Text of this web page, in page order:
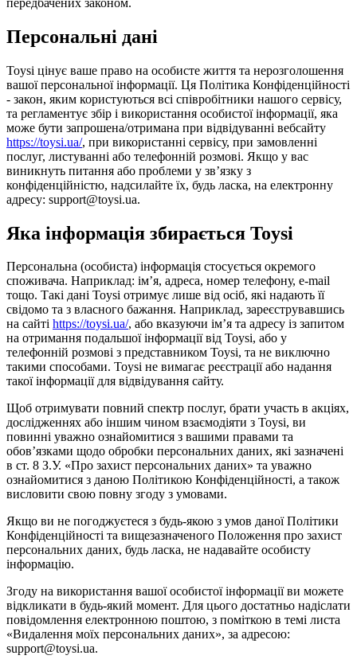
Персональні дані
Toysi цінує ваше право на особисте життя та нерозголошення
вашої персональної інформації. Ця Політика Конфіденційності
- закон, яким користуються всі співробітники нашого сервісу,
та регламентує збір і використання особистої інформації, яка
може бути запрошена/отримана при відвідуванні вебсайту
https://toysi.ua/, при використанні сервісу, при замовленні
послуг, листуванні або телефонній розмові. Якщо у вас
виникнуть питання або проблеми у зв’язку з
конфіденційністю, надсилайте їх, будь ласка, на електронну
адресу: support@toysi.ua.
Яка інформація збирається Toysi
Персональна (особиста) інформація стосується окремого
споживача. Наприклад: ім’я, адреса, номер телефону, e-mail
тощо. Такі дані Toysi отримує лише від осіб, які надають її
свідомо та з власного бажання. Наприклад, зареєструвавшись
на сайті https://toysi.ua/, або вказуючи ім’я та адресу із запитом
на отримання подальшої інформації від Toysi, або у
телефонній розмові з представником Toysi, та не виключно
такими способами. Toysi не вимагає реєстрації або надання
такої інформації для відвідування сайту.
Щоб отримувати повний спектр послуг, брати участь в акціях,
дослідженнях або іншим чином взаємодіяти з Toysi, ви
повинні уважно ознайомитися з вашими правами та
обов’язками щодо обробки персональних даних, які зазначені
в ст. 8 З.У. «Про захист персональних даних» та уважно
ознайомитися з даною Політикою Конфіденційності, а також
висловити свою повну згоду з умовами.
Якщо ви не погоджуєтеся з будь-якою з умов даної Політики
Конфіденційності та вищезазначеного Положення про захист
персональних даних, будь ласка, не надавайте особисту
інформацію.
Згоду на використання вашої особистої інформації ви можете
відкликати в будь-який момент. Для цього достатньо надіслати
повідомлення електронною поштою, з поміткою в темі листа
«Видалення моїх персональних даних», за адресою:
support@toysi.ua.